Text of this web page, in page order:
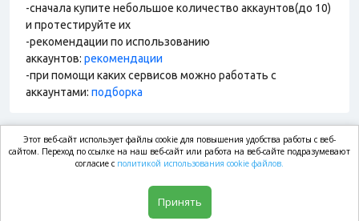
-сначала купите небольшое количество аккаунтов(до 10)
и протестируйте их
-рекомендации по использованию
аккаунтов: рекомендации
-при помощи каких сервисов можно работать с
аккаунтами: подборка
market.com
Этот веб-сайт использует файлы cookie для повышения удобства работы с веб-
сайтом. Переход по ссылке на наш веб-сайт или работа на веб-сайте подразумевают
согласие с политикой использования cookie файлов.
Принять